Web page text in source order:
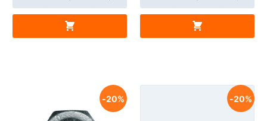
20 20